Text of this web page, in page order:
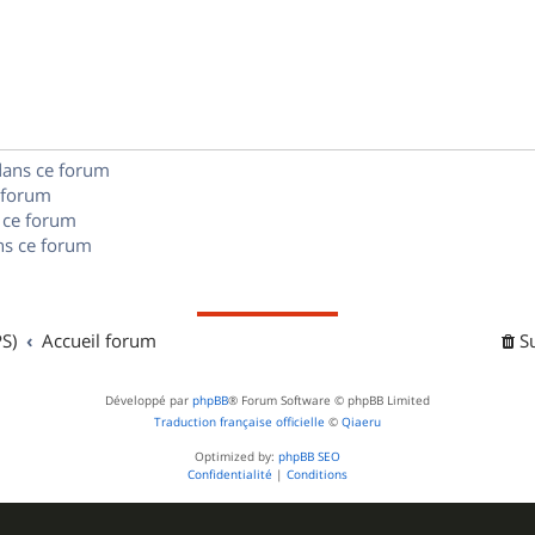
e
ce forum
forum
ce forum
Accueil forum
Développé par phpBB® Forum Software © phpBB Limited
Traduction française officielle © Qiaeru
Optimized by: phpBB SEO
Confidentialité | Conditions